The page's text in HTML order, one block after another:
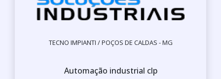
TECNO IMPIANTI / POÇOS DE CALDAS - MG
Automação industrial clp